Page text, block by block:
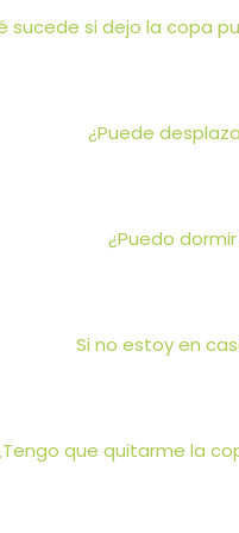
sucede si dejo la copa
¿Puede
¿Puedo
Si no estoy en
que quitarme la